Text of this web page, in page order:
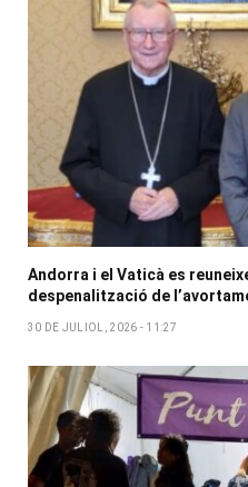
Andorra i el Vaticà es
despenalització de
30 DE JULIOL, 2026 - 11:27